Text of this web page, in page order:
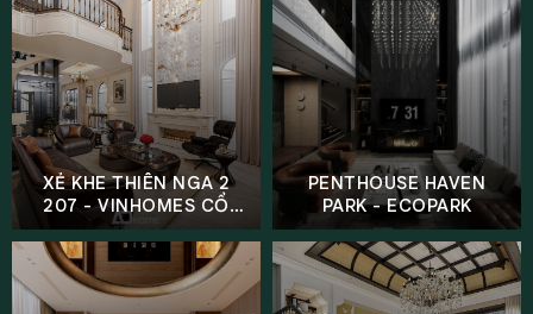
XẺ KHE THIÊN NGA 2
207 - VINHOMES CỔ
LOA
PENTHOUSE HAVEN
PARK - ECOPARK